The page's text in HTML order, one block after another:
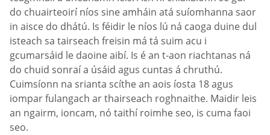
do chuairteoirí níos sine amháin atá suíomhanna saor
in aisce do dhátú. Is féidir le níos lú ná caoga duine dul
isteach sa tairseach freisin má tá suim acu i
gcumarsáid le daoine aibí. Is é an t-aon riachtanas ná
do chuid sonraí a úsáid agus cuntas á chruthú.
Cuimsíonn na srianta scíthe an aois íosta 18 agus
iompar fulangach ar thairseach roghnaithe. Maidir leis
an ngairm, ioncam, nó taithí roimhe seo, is cuma faoi
seo.